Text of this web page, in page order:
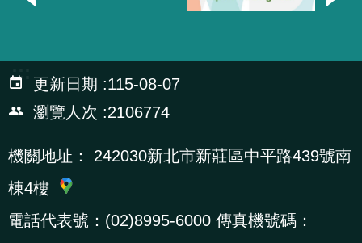
:::
更新日期
115-08-07
瀏覽人次
2106774
機關地址：
242030新北市新莊區中平路439號南
棟4樓
電話代表號：(02)8995-6000 傳真機號碼：